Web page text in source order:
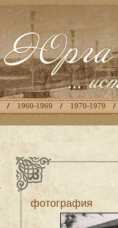
/ 1960-1969 / 1970-1979 /
фотография